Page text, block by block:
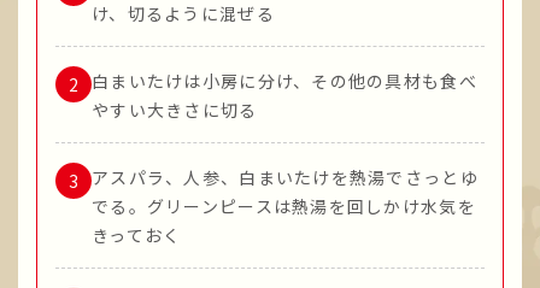
け、切るように混ぜる
白まいたけは小房に分け、その他の具材も食べ
やすい大きさに切る
アスパラ、人参、白まいたけを熱湯でさっとゆ
でる。グリーンピースは熱湯を回しかけ水気を
きっておく